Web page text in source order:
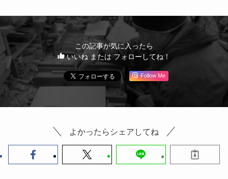
・抗菌層抗菌性品質試験 JIS L 1902:2015 菌液吸収
法／（一社）繊維評価技術協議会 高温加速洗濯
法：洗濯365回で抗菌活性値5.7を維持
・耳掛けの長さ調節可能
・Kの刺繍ロゴ入り
・日本製
ではありません）